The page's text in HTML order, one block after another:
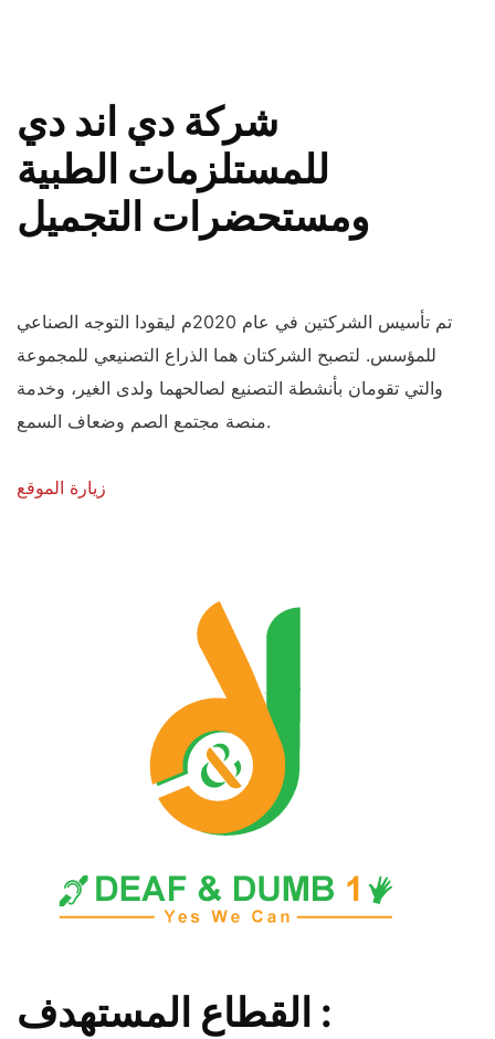
شركة دي اند دي
للمستلزمات الطبية
ومستحضرات التجميل
تم تأسيس الشركتين في عام 2020م ليقودا التوجه الصناعي
للمؤسس. لتصبح الشركتان هما الذراع التصنيعي للمجموعة
والتي تقومان بأنشطة التصنيع لصالحهما ولدى الغير، وخدمة
منصة مجتمع الصم وضعاف السمع.
زيارة الموقع
القطاع المستهدف :